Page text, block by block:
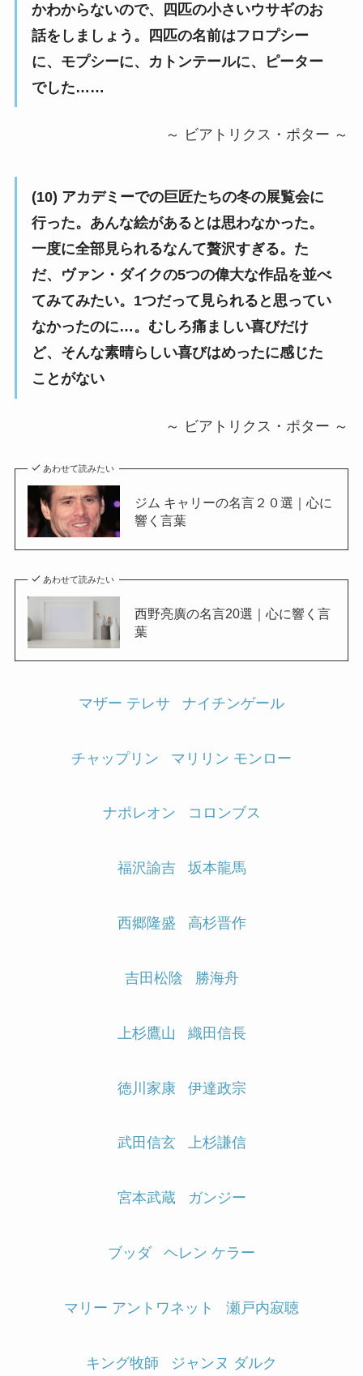
かわからないので、四匹の小さいウサギのお
話をしましょう。四匹の名前はフロプシー
に、モプシーに、カトンテールに、ピーター
でした……
～ ビアトリクス・ポター ～
(10) アカデミーでの巨匠たちの冬の展覧会に
行った。あんな絵があるとは思わなかった。
一度に全部見られるなんて贅沢すぎる。た
だ、ヴァン・ダイクの5つの偉大な作品を並べ
てみてみたい。1つだって見られると思ってい
なかったのに…。むしろ痛ましい喜びだけ
ど、そんな素晴らしい喜びはめったに感じた
ことがない
～ ビアトリクス・ポター ～
あわせて読みたい
ジム キャリーの名言２０選｜心に
響く言葉
あわせて読みたい
西野亮廣の名言20選｜心に響く言
葉
マザー テレサ ナイチンゲール
チャップリン マリリン モンロー
ナポレオン コロンブス
福沢諭吉 坂本龍馬
西郷隆盛 高杉晋作
吉田松陰 勝海舟
上杉鷹山 織田信長
徳川家康 伊達政宗
武田信玄 上杉謙信
宮本武蔵 ガンジー
ブッダ ヘレン ケラー
マリー アントワネット 瀬戸内寂聴
キング牧師 ジャンヌ ダルク